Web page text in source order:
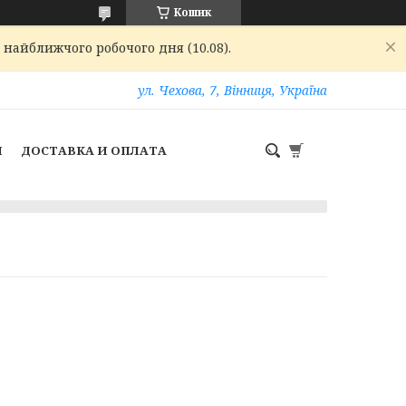
Кошик
робочого дня (10.08).
ул. Чехова, 7, Вінниця, Україна
ДОСТАВКА И ОПЛАТА